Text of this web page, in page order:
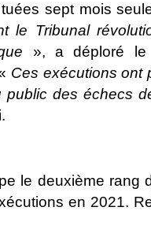
sept mois
le Tribunal
», a déploré le
Ces exécutions ont
des échecs
le deuxième
en 2021.